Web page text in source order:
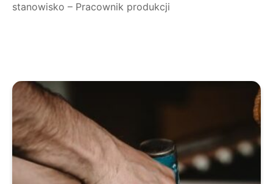
stanowisko – Pracownik produkcji